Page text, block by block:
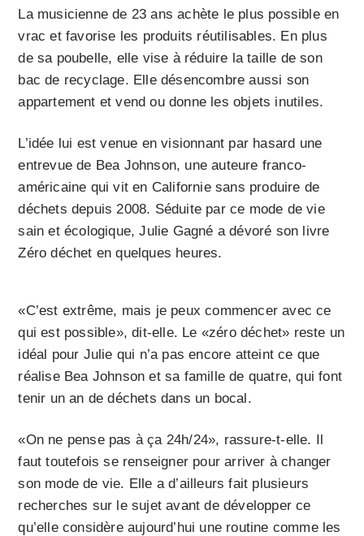
La musicienne de 23 ans achète le plus possible en
vrac et favorise les produits réutilisables. En plus
de sa poubelle, elle vise à réduire la taille de son
bac de recyclage. Elle désencombre aussi son
appartement et vend ou donne les objets inutiles.
L’idée lui est venue en visionnant par hasard une
entrevue de Bea Johnson, une auteure franco-
américaine qui vit en Californie sans produire de
déchets depuis 2008. Séduite par ce mode de vie
sain et écologique, Julie Gagné a dévoré son livre
Zéro déchet en quelques heures.
«C’est extrême, mais je peux commencer avec ce
qui est possible», dit-elle. Le «zéro déchet» reste un
idéal pour Julie qui n’a pas encore atteint ce que
réalise Bea Johnson et sa famille de quatre, qui font
tenir un an de déchets dans un bocal.
«On ne pense pas à ça 24h/24», rassure-t-elle. Il
faut toutefois se renseigner pour arriver à changer
son mode de vie. Elle a d’ailleurs fait plusieurs
recherches sur le sujet avant de développer ce
qu’elle considère aujourd’hui une routine comme les